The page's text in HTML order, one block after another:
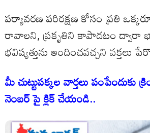
పర్యావరణ పరిరక్షణ కోసం ప్రతి
రావాలని, ప్రకృతిని కాపాడటం ద్వారా
భవిష్యత్తును అందించవచ్చని వక్తలు
మీ చుట్టుపక్కల వార్తలు పంపేందుకు
నెంబర్ పై క్లిక్ చేయండి..